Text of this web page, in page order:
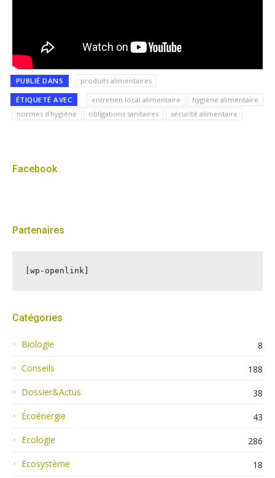
PUBLIÉ DANS produits alimentaires
ÉTIQUETÉ AVEC entretien local alimentaire
hygiène alimentaire
normes d'hygiène
obligations sanitaires sécurité alimentaire
Facebook
Partenaires
[wp-openlink]
Catégories
Biologie
8
Conseils
188
Dossier&Actus
38
Écoénergie
43
Ecologie
286
Ecosystème
18